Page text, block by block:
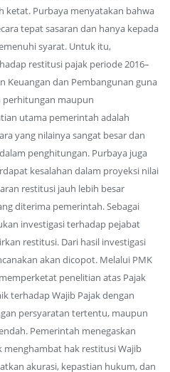
ketat. Purbaya menyatakan bahwa
tepat sasaran dan hanya kepada
syarat. Untuk itu,
restitusi pajak periode 2016–
Keuangan dan Pembangunan guna
perhitungan maupun
utama pemerintah adalah
yang nilainya sangat besar dan
penghitungan. Purbaya juga
kesalahan dalam proyeksi nilai
restitusi jauh lebih besar
diterima pemerintah. Sebagai
investigasi terhadap pejabat
restitusi. Dari hasil investigasi
akan dicopot. Melalui PMK
penelitian atas Pajak
terhadap Wajib Pajak dengan
persyaratan tertentu, maupun
Pemerintah menegaskan
hak restitusi Wajib
akurasi, kepastian hukum, dan